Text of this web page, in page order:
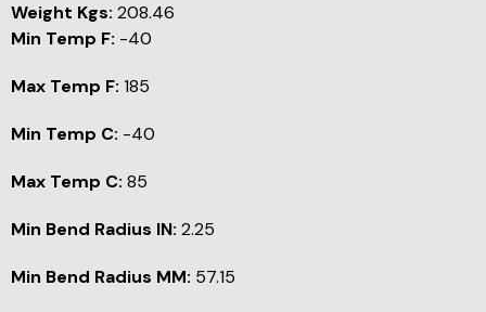
Weight Kgs: 208.46
Min Temp F: -40
Max Temp F: 185
Min Temp C: -40
Max Temp C: 85
Min Bend Radius IN: 2.25
Min Bend Radius MM: 57.15